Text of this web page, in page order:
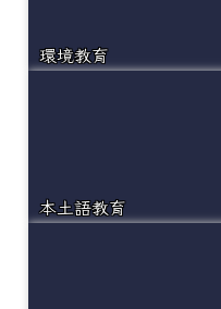
環境教育
本土語教育